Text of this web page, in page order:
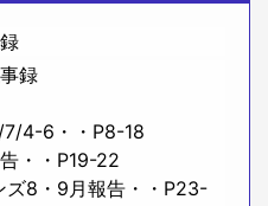
録
4-6・・P8-18
・・P19-22
ズ8・9月報告・・P23-